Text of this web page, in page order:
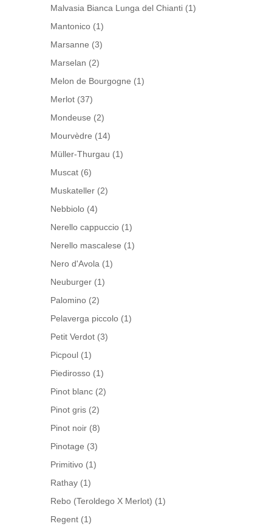
Malvasia Bianca Lunga del Chianti (1)
Mantonico (1)
Marsanne (3)
Marselan (2)
Melon de Bourgogne (1)
Merlot (37)
Mondeuse (2)
Mourvèdre (14)
Müller-Thurgau (1)
Muscat (6)
Muskateller (2)
Nebbiolo (4)
Nerello cappuccio (1)
Nerello mascalese (1)
Nero d'Avola (1)
Neuburger (1)
Palomino (2)
Pelaverga piccolo (1)
Petit Verdot (3)
Picpoul (1)
Piedirosso (1)
Pinot blanc (2)
Pinot gris (2)
Pinot noir (8)
Pinotage (3)
Primitivo (1)
Rathay (1)
Rebo (Teroldego X Merlot) (1)
Regent (1)